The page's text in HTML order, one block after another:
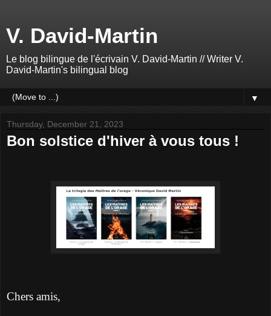
V. David-Martin
Le blog bilingue de l'écrivain V. David-Martin // Writer V.
David-Martin's bilingual blog
▼
Thursday, December 21, 2023
Bon solstice d'hiver à vous tous !
Chers amis,